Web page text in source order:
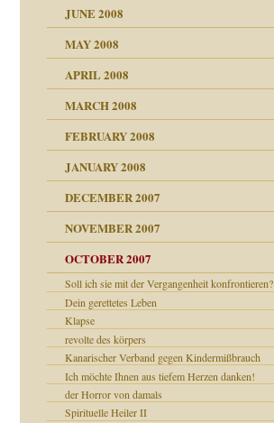
Juni 2008
JUNE 2008
und Staat
MAY 2008
APRIL 2008
MARCH 2008
FEBRUARY 2008
in meiner
JANUARY 2008
DECEMBER 2007
NOVEMBER 2007
OCTOBER 2007
Soll ich sie mit der Vergangenheit konfrontieren?
Dein gerettetes Leben
Klapse
revolte des körpers
Kanarischer Verband gegen Kindermißbrauch
Ich möchte Ihnen aus tiefem Herzen danken!
der Horror von damals
Spirituelle Heiler II